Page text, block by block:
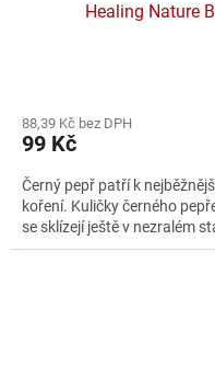
Healing Nature
88,39 Kč bez DPH
99 Kč
Černý pepř patří k
koření. Kuličky černého
se sklízejí ještě v nezralém